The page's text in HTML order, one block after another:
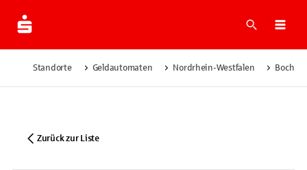
Suche
Standorte Geldautomaten Nordrhein-Westfalen Bochum
Zurück zur Liste